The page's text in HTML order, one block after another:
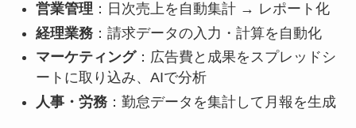
営業管理 ：日次売上を自動集計 → レポート化
経理業務：請求データの入力・計算を自動化
マーケティング：広告費と成果をスプレッドシ
ートに取り込み、AIで分析
人事・労務：勤怠データを集計して月報を生成